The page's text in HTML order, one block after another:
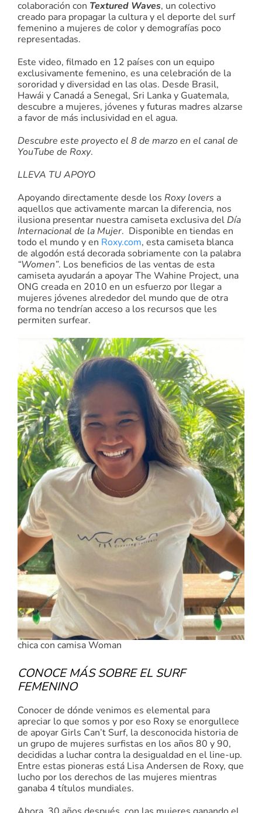
colaboración con Textured Waves, un colectivo
creado para propagar la cultura y el deporte del surf
femenino a mujeres de color y demografías poco
representadas.
Este video, filmado en 12 países con un equipo
exclusivamente femenino, es una celebración de la
sororidad y diversidad en las olas. Desde Brasil,
Hawái y Canadá a Senegal, Sri Lanka y Guatemala,
descubre a mujeres, jóvenes y futuras madres alzarse
a favor de más inclusividad en el agua.
Descubre este proyecto el 8 de marzo en el canal de
YouTube de Roxy.
LLEVA TU APOYO
Apoyando directamente desde los Roxy lovers a
aquellos que activamente marcan la diferencia, nos
ilusiona presentar nuestra camiseta exclusiva del Día
Internacional de la Mujer. Disponible en tiendas en
todo el mundo y en Roxy.com, esta camiseta blanca
de algodón está decorada sobriamente con la palabra
“Women”. Los beneficios de las ventas de esta
camiseta ayudarán a apoyar The Wahine Project, una
ONG creada en 2010 en un esfuerzo por llegar a
mujeres jóvenes alrededor del mundo que de otra
forma no tendrían acceso a los recursos que les
permiten surfear.
chica con camisa Woman
CONOCE MÁS SOBRE EL SURF
FEMENINO
Conocer de dónde venimos es elemental para
apreciar lo que somos y por eso Roxy se enorgullece
de apoyar Girls Can’t Surf, la desconocida historia de
un grupo de mujeres surfistas en los años 80 y 90,
decididas a luchar contra la desigualdad en el line-up.
Entre estas pioneras está Lisa Andersen de Roxy, que
lucho por los derechos de las mujeres mientras
ganaba 4 títulos mundiales.